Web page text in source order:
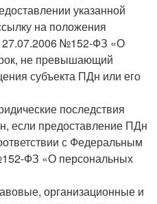
указанной
на положения
27.07.2006 №152-ФЗ «О
не превышающий
субъекта ПДн или его
последствия
если предоставление ПДн
с Федеральным
ФЗ «О персональных
организационные и